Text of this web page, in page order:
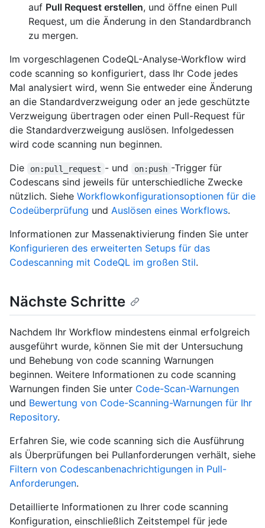
auf Pull Request erstellen, und öffne einen Pull
Request, um die Änderung in den Standardbranch
zu mergen.
Im vorgeschlagenen CodeQL-Analyse-Workflow wird
code scanning so konfiguriert, dass Ihr Code jedes
Mal analysiert wird, wenn Sie entweder eine Änderung
an die Standardverzweigung oder an jede geschützte
Verzweigung übertragen oder einen Pull-Request für
die Standardverzweigung auslösen. Infolgedessen
wird code scanning nun beginnen.
Die
on:pull_request - und on:push -Trigger für
Codescans sind jeweils für unterschiedliche Zwecke
nützlich. Siehe Workflowkonfigurationsoptionen für die
Codeüberprüfung und Auslösen eines Workflows.
Informationen zur Massenaktivierung finden Sie unter
Konfigurieren des erweiterten Setups für das
Codescanning mit CodeQL im großen Stil.
Nächste Schritte
Nachdem Ihr Workflow mindestens einmal erfolgreich
ausgeführt wurde, können Sie mit der Untersuchung
und Behebung von code scanning Warnungen
beginnen. Weitere Informationen zu code scanning
Warnungen finden Sie unter Code-Scan-Warnungen
und Bewertung von Code-Scanning-Warnungen für Ihr
Repository.
Erfahren Sie, wie code scanning sich die Ausführung
als Überprüfungen bei Pullanforderungen verhält, siehe
Filtern von Codescanbenachrichtigungen in Pull-
Anforderungen.
Detaillierte Informationen zu Ihrer code scanning
Konfiguration, einschließlich Zeitstempel für jede